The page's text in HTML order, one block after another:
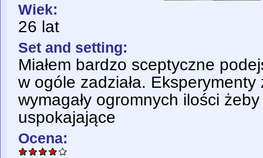
Wiek:
26 lat
Set and setting:
Miałem bardzo sceptyczne
w ogóle zadziała.
wymagały ogromnych ilości
uspokajające
Ocena: